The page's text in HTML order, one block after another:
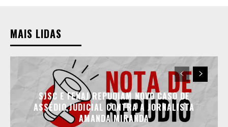
MAIS LIDAS
SJSC E FENAJ REPUDIAM NOVO CASO DE
ASSÉDIO JUDICIAL CONTRA A JORNALISTA
AMANDA MIRANDA